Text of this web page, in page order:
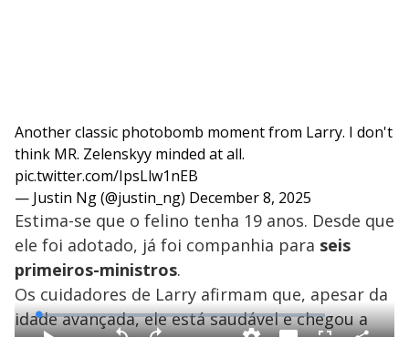
Another classic photobomb moment from Larry. I don't
think MR. Zelenskyy minded at all.
pic.twitter.com/IpsLlw1nEB
— Justin Ng (@justin_ng) December 8, 2025
Estima-se que o felino tenha 19 anos. Desde que
ele foi adotado, já foi companhia para seis
primeiros-ministros.
Os cuidadores de Larry afirmam que, apesar da
idade avançada, ele está saudável e chegou a
L
o